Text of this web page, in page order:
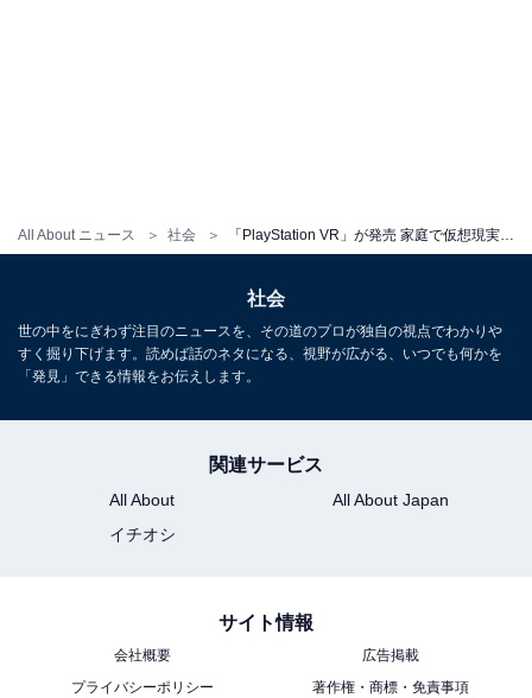
All About ニュース 社会
社会
世の中をにぎわず注目のニュースを、その道のプロが独自の視点でわかりや
すく掘り下げます。読めば話のネタになる、視野が広がる、いつでも何かを
「発見」できる情報をお伝えします。
関連サービス
All About
All About Japan
イチオシ
サイト情報
会社概要
広告掲載
プライバシーポリシー
著作権・商標・免責事項